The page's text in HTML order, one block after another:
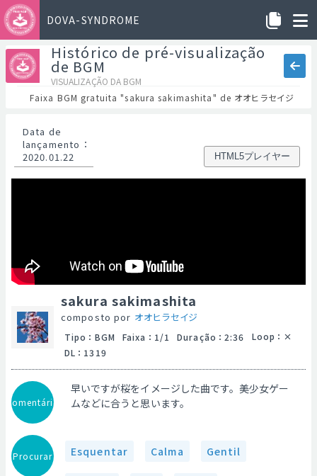
DOVA-SYNDROME
Histórico de pré-visualização
de BGM
VISUALIZAÇÃO DA BGM
Faixa BGM gratuita "sakura sakimashita" de オオヒラセイジ
Data de
lançamento ：
2020.01.22
HTML5プレイヤー
sakura sakimashita
composto por オオヒラセイジ
Tipo ： BGM Faixa ： 1/1 Duração ： 2:36 Loop ：
DL ： 1319
Comentário
早いですが桜をイメージした曲です。美少女ゲー
ムなどに合うと思います。
Procurar Esquentar Calma Gentil